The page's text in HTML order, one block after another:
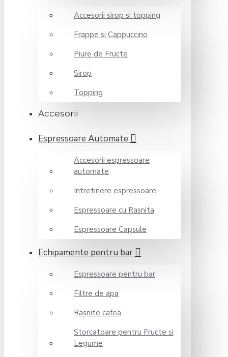
Accesorii sirop si topping
Frappe si Cappuccino
Piure de Fructe
Sirop
Topping
Accesorii
Espressoare Automate
Accesorii espressoare
automate
Intretinere espressoare
Espressoare cu Rasnita
Espressoare Capsule
Echipamente pentru bar
Espressoare pentru bar
Filtre de apa
Rasnite cafea
Storcatoare pentru Fructe si
Legume